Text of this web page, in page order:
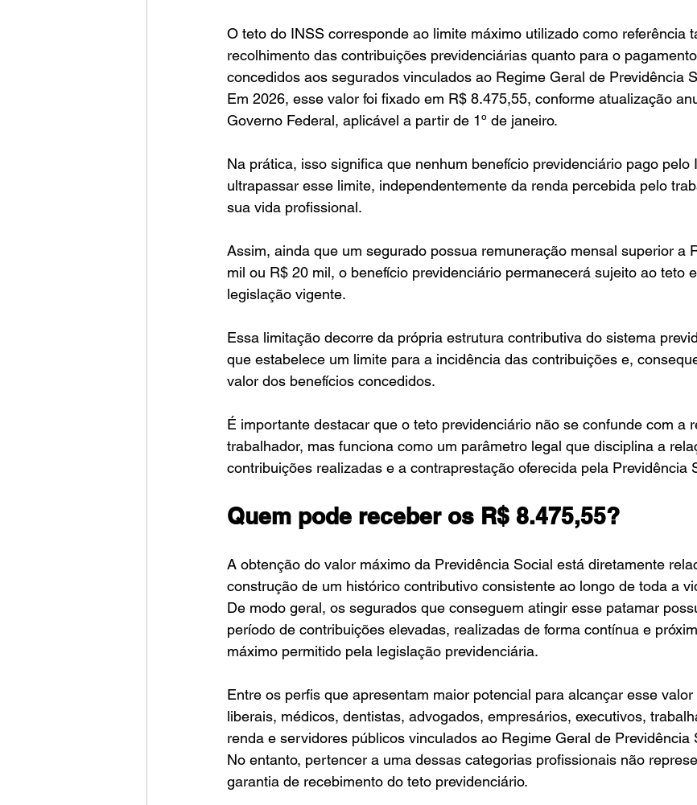
O teto do INSS corresponde ao limite máximo utilizado como referência
recolhimento das contribuições previdenciárias quanto para o
concedidos aos segurados vinculados ao Regime Geral de Previdência
Em 2026, esse valor foi fixado em R$ 8.475,55, conforme atualização
Governo Federal, aplicável a partir de 1º de janeiro.
Na prática, isso significa que nenhum benefício previdenciário pago pelo
ultrapassar esse limite, independentemente da renda percebida pelo
sua vida profissional.
Assim, ainda que um segurado possua remuneração mensal superior a
mil ou R$ 20 mil, o benefício previdenciário permanecerá sujeito ao teto
legislação vigente.
Essa limitação decorre da própria estrutura contributiva do sistema
que estabelece um limite para a incidência das contribuições e,
valor dos benefícios concedidos.
É importante destacar que o teto previdenciário não se confunde com a
trabalhador, mas funciona como um parâmetro legal que disciplina a
contribuições realizadas e a contraprestação oferecida pela Previdência
Quem pode receber os R$ 8.475,55?
A obtenção do valor máximo da Previdência Social está diretamente
construção de um histórico contributivo consistente ao longo de toda a
De modo geral, os segurados que conseguem atingir esse patamar
período de contribuições elevadas, realizadas de forma contínua e
máximo permitido pela legislação previdenciária.
Entre os perfis que apresentam maior potencial para alcançar esse
liberais, médicos, dentistas, advogados, empresários, executivos,
renda e servidores públicos vinculados ao Regime Geral de Previdência
No entanto, pertencer a uma dessas categorias profissionais não
garantia de recebimento do teto previdenciário.